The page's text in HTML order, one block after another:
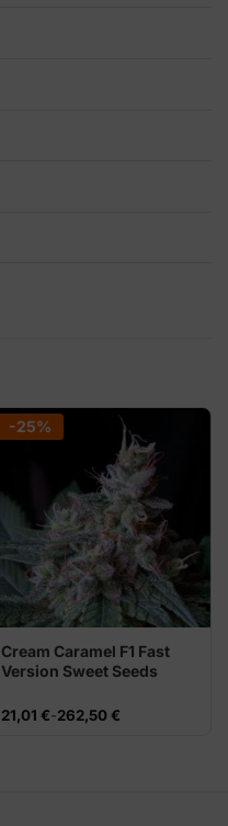
-25%
Cream Caramel F1 Fast
Version Sweet Seeds
21,01€-262,50€
Rango
de